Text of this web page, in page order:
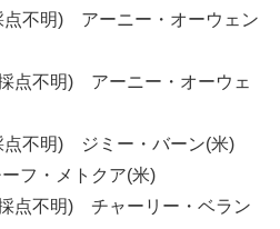
不明) アーニー・オーウェン
点不明) アーニー・オーウェ
不明) ジミー・バーン(米)
フ・メトクア(米)
点不明) チャーリー・ベラン